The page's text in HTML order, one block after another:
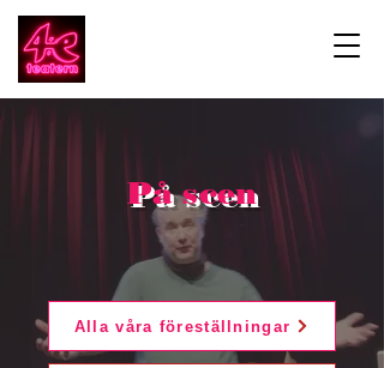
På scen
Alla våra föreställningar